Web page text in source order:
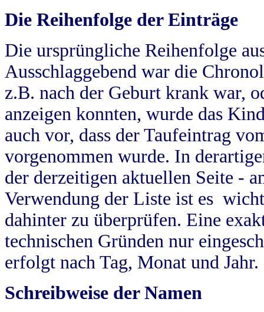
Die Reihenfolge der Einträge
Die ursprüngliche Reihenfolge
Ausschlaggebend war die
z.B. nach der Geburt krank war,
anzeigen konnten, wurde das
auch vor, dass der Taufeintrag
vorgenommen wurde. In
der derzeitigen aktuellen Seite -
Verwendung der Liste ist es
dahinter zu überprüfen. Eine
technischen Gründen nur
erfolgt nach Tag, Monat und Jahr.
Schreibweise der Namen